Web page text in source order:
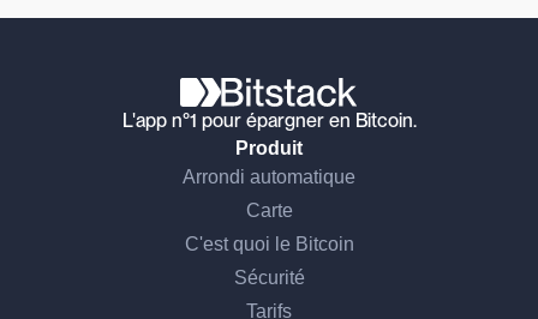
L'app n°1 pour épargner en Bitcoin.
Produit
Arrondi automatique
Carte
C'est quoi le Bitcoin
Sécurité
Tarifs